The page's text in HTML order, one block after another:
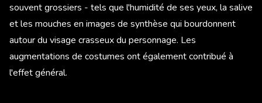
souvent grossiers - tels que l'humidité de ses yeux, la salive
et les mouches en images de synthèse qui bourdonnent
autour du visage crasseux du personnage. Les
augmentations de costumes ont également contribué à
l'effet général.